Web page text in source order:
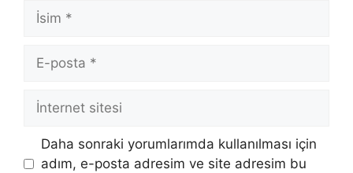
İsim
posta
İnternet
Daha sonraki yorumlarımda kullanılması için
adım, e-posta adresim ve site adresim bu